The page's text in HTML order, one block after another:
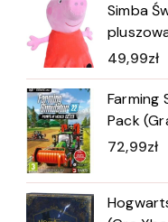
Simba
49,99zł
Farming
Pack
72,99zł